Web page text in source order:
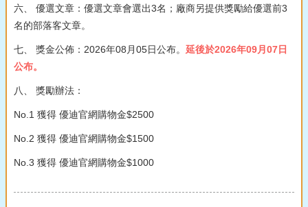
六、 優選文章：優選文章會選出3名；廠商另提供獎勵給優選前3
名的部落客文章。
七、 獎金公佈：2026年08月05日公布。 延後於2026年09月07日
公布。
八、 獎勵辦法：
No.1 獲得 優迪官網購物金$2500
No.2 獲得 優迪官網購物金$1500
No.3 獲得 優迪官網購物金$1000